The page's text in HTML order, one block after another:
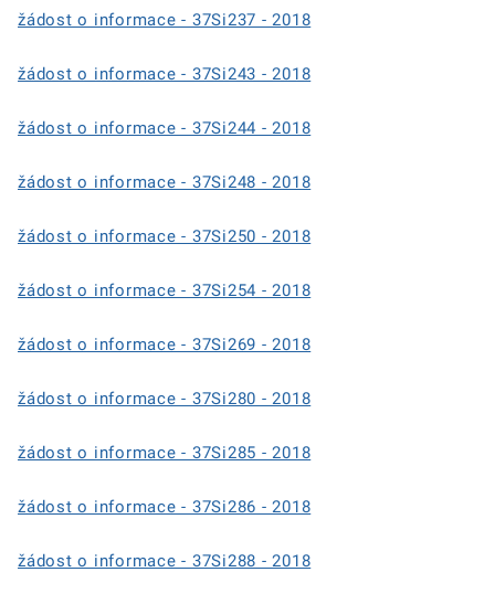
žádost o informace - 37Si237 - 2018
žádost o informace - 37Si243 - 2018
žádost o informace - 37Si244 - 2018
žádost o informace - 37Si248 - 2018
žádost o informace - 37Si250 - 2018
žádost o informace - 37Si254 - 2018
žádost o informace - 37Si269 - 2018
žádost o informace - 37Si280 - 2018
žádost o informace - 37Si285 - 2018
žádost o informace - 37Si286 - 2018
žádost o informace - 37Si288 - 2018